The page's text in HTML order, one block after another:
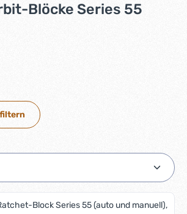
Blöcke Series 55